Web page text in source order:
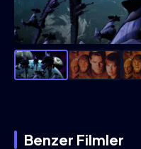
Benzer Filmler